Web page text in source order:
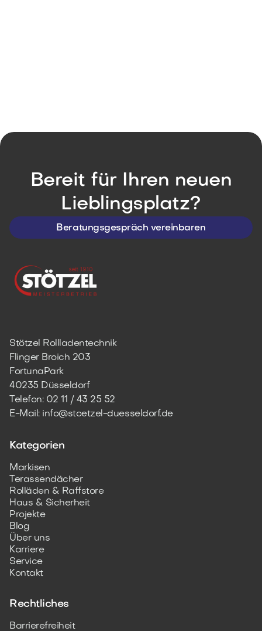
Bereit für Ihren neuen
Lieblingsplatz?
Beratungsgespräch vereinbaren
Stötzel Rollladentechnik
Flinger Broich 203
FortunaPark
40235 Düsseldorf
Telefon: 02 11 / 43 25 52
E-Mail: info@stoetzel-duesseldorf.de
Kategorien
Markisen
Terassendächer
Rolläden & Raffstore
Haus & Sicherheit
Projekte
Blog
Über uns
Karriere
Service
Kontakt
Rechtliches
Barrierefreiheit